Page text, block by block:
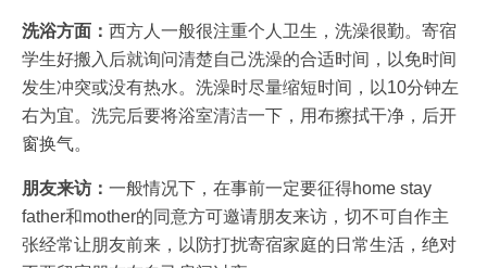
洗浴方面： 西方人一般很注重个人卫生，洗澡很勤。寄宿
学生好搬入后就询问清楚自己洗澡的合适时间，以免时间
发生冲突或没有热水。洗澡时尽量缩短时间，以10分钟左
右为宜。洗完后要将浴室清洁一下，用布擦拭干净，后开
窗换气。
朋友来访： 一般情况下，在事前一定要征得home stay
father和mother的同意方可邀请朋友来访，切不可自作主
张经常让朋友前来，以防打扰寄宿家庭的日常生活，绝对